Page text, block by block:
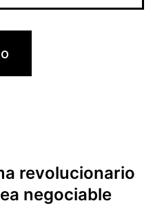
revolucionario
negociable